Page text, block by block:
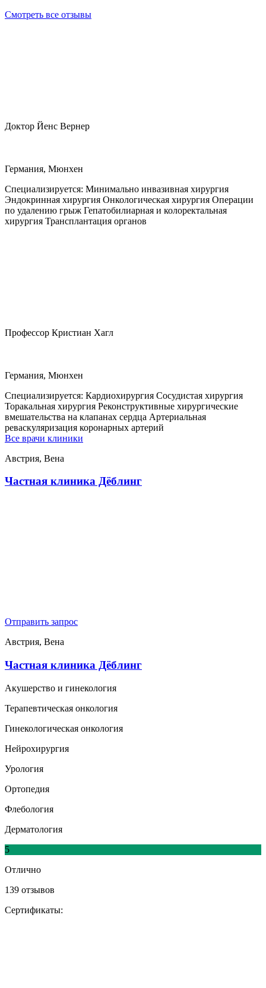
Смотреть все отзывы
Доктор Йенс Вернер
Германия, Мюнхен
Специализируется: Минимально инвазивная хирургия
Эндокринная хирургия Онкологическая хирургия Операции
по удалению грыж Гепатобилиарная и колоректальная
хирургия Трансплантация органов
Профессор Кристиан Хагл
Германия, Мюнхен
Специализируется: Кардиохирургия Сосудистая хирургия
Торакальная хирургия Реконструктивные хирургические
вмешательства на клапанах сердца Артериальная
реваскуляризация коронарных артерий
Все врачи клиники
Австрия, Вена
Частная клиника Дёблинг
Отправить запрос
Австрия, Вена
Частная клиника Дёблинг
Акушерство и гинекология
Терапевтическая онкология
Гинекологическая онкология
Нейрохирургия
Урология
Ортопедия
Флебология
Дерматология
5
Отлично
139 отзывов
Сертификаты: